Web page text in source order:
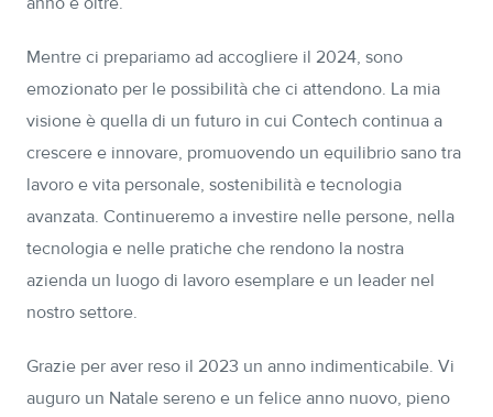
Mentre ci prepariamo ad accogliere il 2024, sono
emozionato per le possibilità che ci attendono. La mia
visione è quella di un futuro in cui Contech continua a
crescere e innovare, promuovendo un equilibrio sano tra
lavoro e vita personale, sostenibilità e tecnologia
avanzata. Continueremo a investire nelle persone, nella
tecnologia e nelle pratiche che rendono la nostra
azienda un luogo di lavoro esemplare e un leader nel
nostro settore.
Grazie per aver reso il 2023 un anno indimenticabile. Vi
auguro un Natale sereno e un felice anno nuovo, pieno